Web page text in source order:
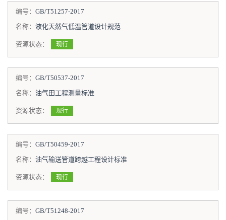
编号： GB/T51257-2017
名称： 液化天然气低温管道设计规范
资源状态： 现行
编号： GB/T50537-2017
名称： 油气田工程测量标准
资源状态： 现行
编号： GB/T50459-2017
名称： 油气输送管道跨越工程设计标准
资源状态： 现行
编号： GB/T51248-2017